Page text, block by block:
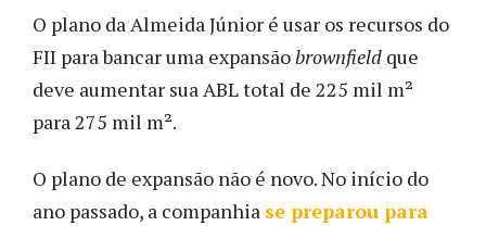
O plano da Almeida Júnior é usar os recursos do
FII para bancar uma expansãobrownfield que
deve aumentar sua ABL total de 225 mil m²
para 275 mil m².
O plano de expansão não é novo. No início do
ano passado, a companhia se preparou para